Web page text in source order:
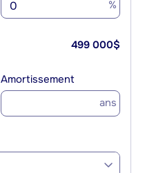
%
499 000$
Amortissement
ans